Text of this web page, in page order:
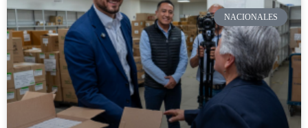
NACIONALES